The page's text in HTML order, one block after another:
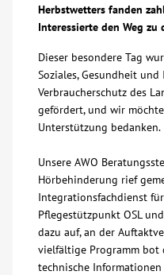
Veranstaltungen
Spenden
Mitmachen
Karriere
Ausbildung
Glossar
Herbstwetters fanden
Interessierte den Weg
Dieser besondere Tag
Soziales, Gesundheit
Verbraucherschutz des
gefördert, und wir
Unterstützung bedanken.
Unsere AWO
Hörbehinderung rief
Integrationsfachdienst
Pflegestützpunkt OSL
dazu auf, an der
vielfältige Programm bot
technische